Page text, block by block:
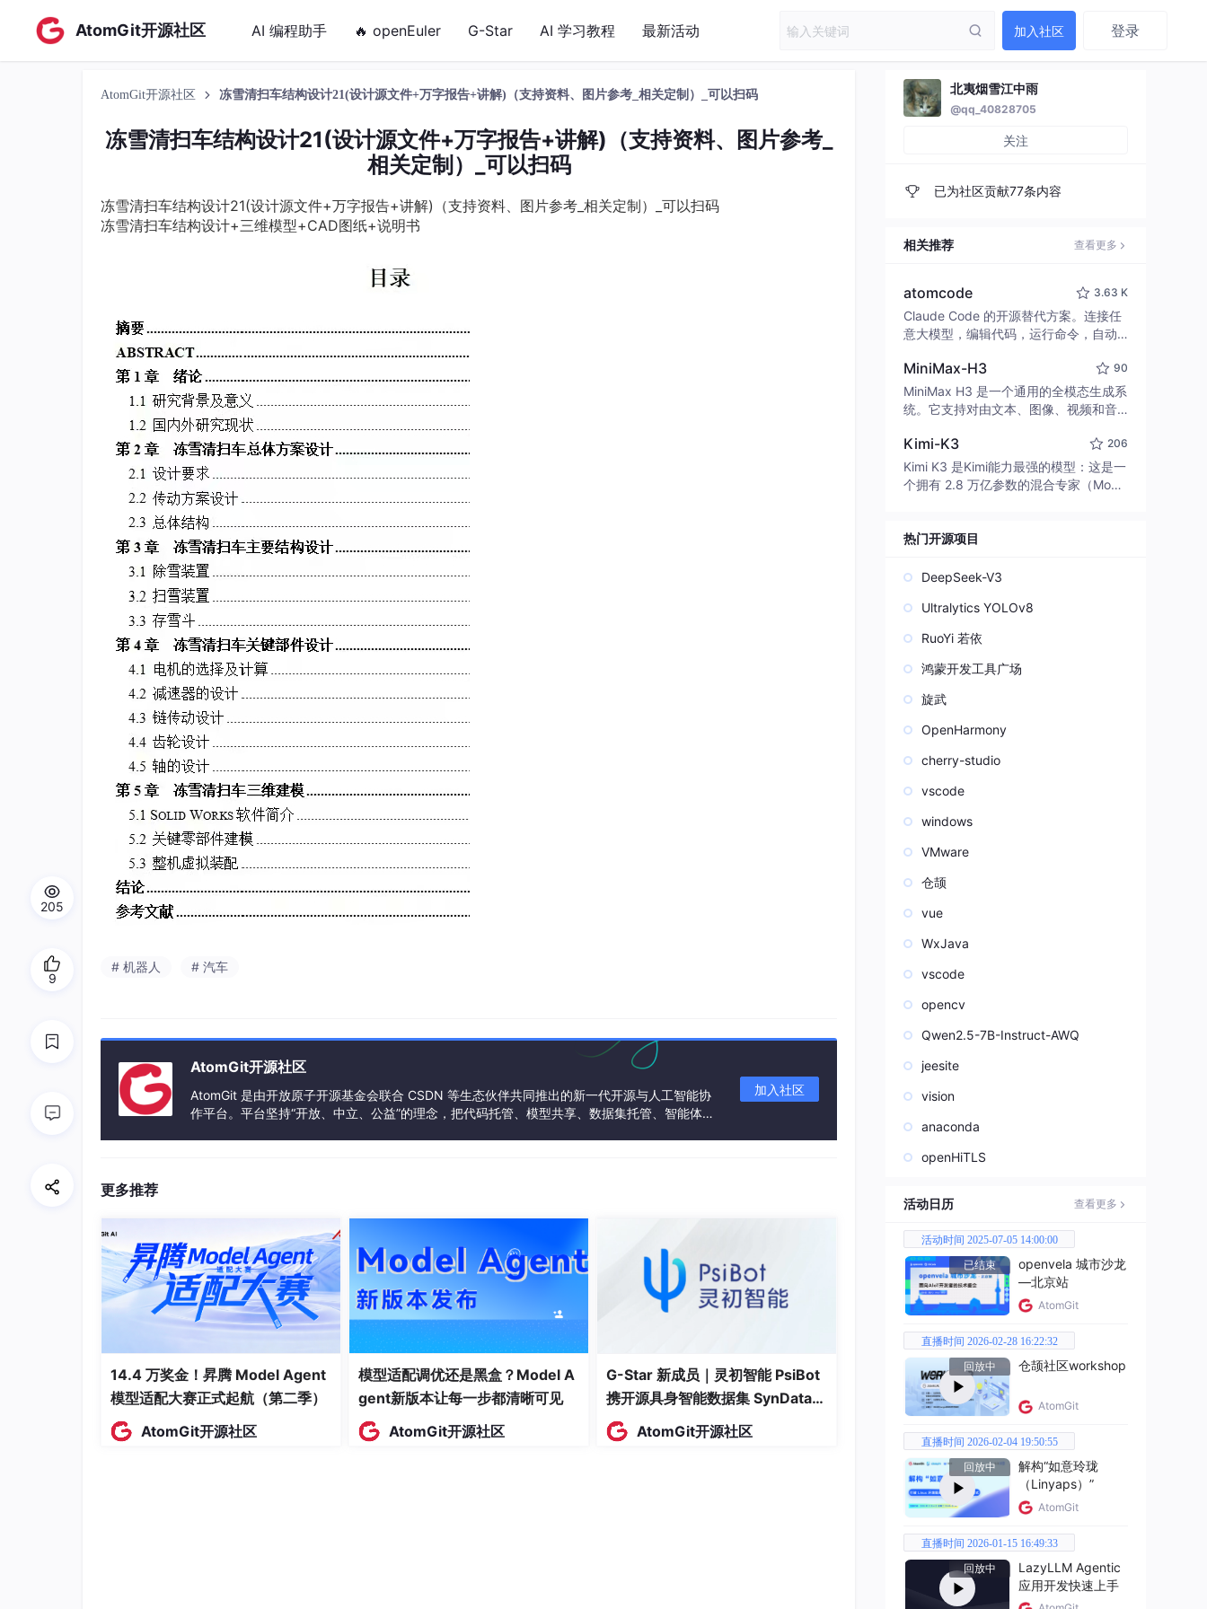
AtomGit开源社区 AI 编程助手 🔥 openEuler G-Star AI 学习教程 最新活动 加入社区 登录
AtomGit开源社区 冻雪清扫车结构设计21(设计源文件+万字报告+讲解)（支持资料、图片参考_相关定制）_可以扫码
冻雪清扫车结构设计21(设计源文件+万字报告+讲解)（支持资料、图片参考_
相关定制）_可以扫码
冻雪清扫车结构设计21(设计源文件+万字报告+讲解)（支持资料、图片参考_相关定制）_可以扫码
冻雪清扫车结构设计+三维模型+CAD图纸+说明书
# 机器人 # 汽车
AtomGit开源社区
AtomGit 是由开放原子开源基金会联合 CSDN 等生态伙伴共同推出的新一代开源与人工智能协
作平台。平台坚持“开放、中立、公益”的理念，把代码托管、模型共享、数据集托管、智能体开
加入社区
更多推荐
14.4 万奖金！昇腾 Model Agent
模型适配大赛正式起航（第二季）
AtomGit开源社区
模型适配调优还是黑盒？Model A
gent新版本让每一步都清晰可见
AtomGit开源社区
G-Star 新成员｜灵初智能 PsiBot
携开源具身智能数据集 SynData
入驻 AtomGit
AtomGit开源社区
205
9
北夷烟雪江中雨
@qq_40828705
关注
已为社区贡献77条内容
相关推荐 查看更多
atomcode 3.63 K
Claude Code 的开源替代方案。连接任
意大模型，编辑代码，运行命令，自动
致性能。 ｜ An open-source alternativ
e to Claude Code. Connect any LLM,
edit code, run commands, and verify
MiniMax-H3 90
MiniMax H3 是一个通用的全模态生成系
统。它支持对由文本、图像、视频和音
并能生成分辨率高达 2K、时长可达 15
秒的带原生立体声音频的视频。得益于
面向任务泛化的系统设计，H3 在预训练
模态指令。
Kimi-K3 206
Kimi K3 是Kimi能力最强的模型：这是一
个拥有 2.8 万亿参数的混合专家（Mo
热门开源项目
DeepSeek-V3
Ultralytics YOLOv8
RuoYi 若依
鸿蒙开发工具广场
旋武
OpenHarmony
cherry-studio
vscode
windows
VMware
仓颉
vue
WxJava
vscode
opencv
Qwen2.5-7B-Instruct-AWQ
jeesite
vision
anaconda
openHiTLS
活动日历 查看更多
活动时间 2025-07-05 14:00:00
已结束
openvela 城市沙龙
—北京站
AtomGit
直播时间 2026-02-28 16:22:32
回放中
仓颉社区workshop
AtomGit
直播时间 2026-02-04 19:50:55
回放中
解构“如意玲珑
（Linyaps）”
AtomGit
直播时间 2026-01-15 16:49:33
回放中
LazyLLM Agentic
应用开发快速上手